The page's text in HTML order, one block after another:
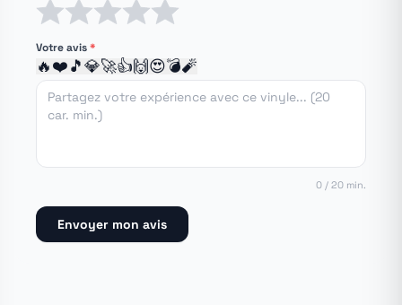
Votre avis*
🔥❤️🎵💎🚀👍🙌😍💣🧨
0 / 20 min.
Envoyer mon avis